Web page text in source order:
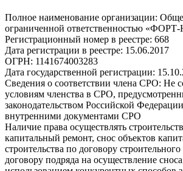
Полное наименование организации:
ограниченной ответственностью
Регистрационный номер в реестре: 668
Дата регистрации в реестре: 15.06.2017
ОГРН: 1141674003283
Дата государственной регистрации:
Сведения о соответствии члена СРО: Не
условиям членства в СРО,
законодательством Российской
внутренними документами СРО
Наличие права осуществлять
капитальный ремонт, снос объектов
строительства по договору
договору подряда на осуществление